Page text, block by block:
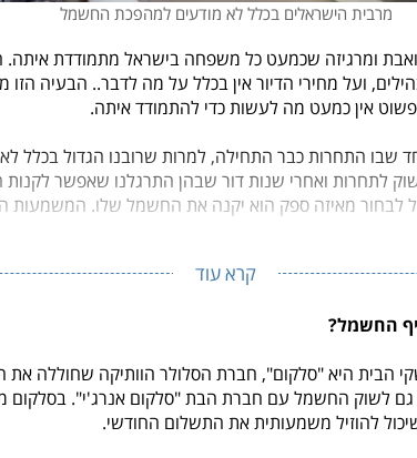
מרבית הישראלים בכלל לא מודעים למהפכת החשמל
ומרגיזה שכמעט כל משפחה בישראל מתמודדת איתה.
ועל מחירי הדיור אין בכלל על מה לדבר.. הבעיה הזו
אין כמעט מה לעשות כדי להתמודד איתה.
שבו התחרות כבר התחילה, למרות שרובנו הגדול בכלל
ואחרי שנות דור שבהן התרגלנו שאפשר
לבחור מאיזה ספק הוא יקנה את החשמל שלו. המשמעות
קרא עוד
החשמל?
הבית היא "סלקום", חברת הסלולר הוותיקה שחוללה את
לשוק החשמל עם חברת הבת "סלקום אנרג'י". בסלקום
להוזיל משמעותית את התשלום החודשי.